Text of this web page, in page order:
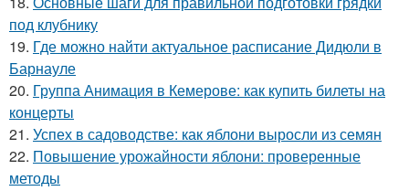
под клубнику
19. Где можно найти актуальное расписание Дидюли в
Барнауле
20. Группа Анимация в Кемерове: как купить билеты на
концерты
21. Успех в садоводстве: как яблони выросли из семян
22. Повышение урожайности яблони: проверенные
методы